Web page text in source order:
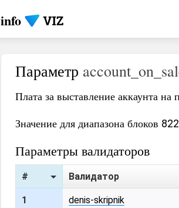
info
Параметр
Плата за выставление аккаунта на
Значение для диапазона блоков
Параметры валидаторов
# Валидатор
1 denis-skripnik